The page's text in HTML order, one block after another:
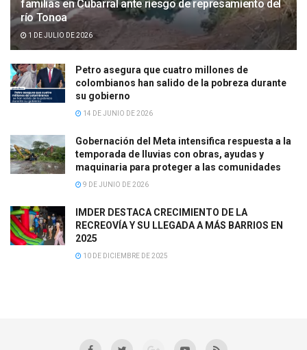
familias en Cubarral ante riesgo de represamiento del
río Tonoa
1 DE JULIO DE 2026
Petro asegura que cuatro millones de
colombianos han salido de la pobreza durante
su gobierno
14 DE JUNIO DE 2026
Gobernación del Meta intensifica respuesta a la
temporada de lluvias con obras, ayudas y
maquinaria para proteger a las comunidades
9 DE JUNIO DE 2026
IMDER DESTACA CRECIMIENTO DE LA
RECREOVÍA Y SU LLEGADA A MÁS BARRIOS EN
2025
10 DE DICIEMBRE DE 2025